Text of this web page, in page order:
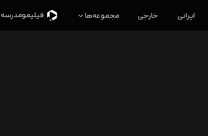
ایرانی خارجی مجموعه‌ها فیلیمو‌مدرسه